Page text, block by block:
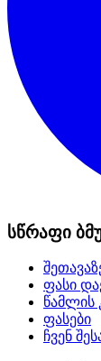
სწრაფი
ფასი
წამლის
ფასები
ჩვენ